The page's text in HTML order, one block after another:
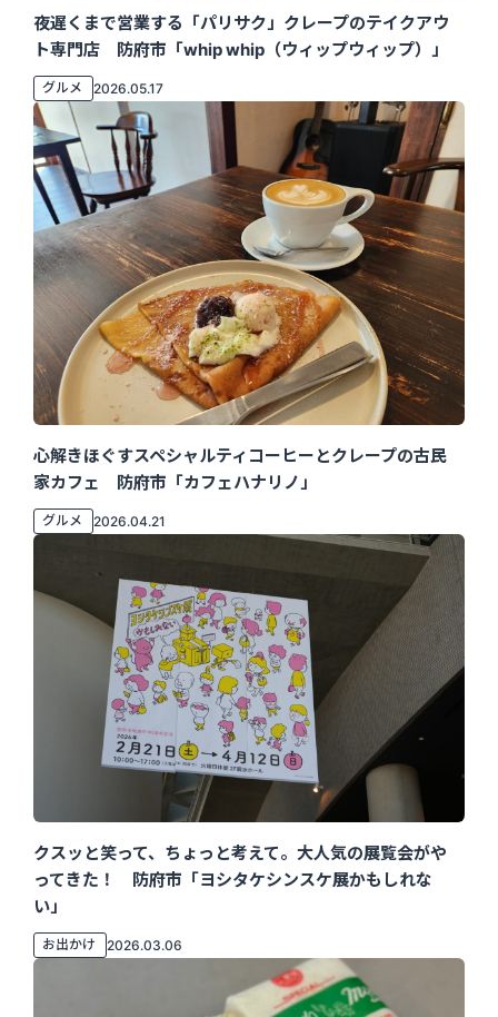
夜遅くまで営業する「パリサク」クレープのテイクアウ
ト専門店 防府市「whip whip（ウィップウィップ）」
グルメ 2026.05.17
心解きほぐすスペシャルティコーヒーとクレープの古民
家カフェ 防府市「カフェハナリノ」
グルメ 2026.04.21
クスッと笑って、ちょっと考えて。大人気の展覧会がや
ってきた！ 防府市「ヨシタケシンスケ展かもしれな
い」
お出かけ 2026.03.06